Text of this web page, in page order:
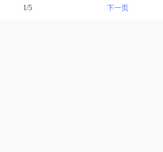
1/5 下一页